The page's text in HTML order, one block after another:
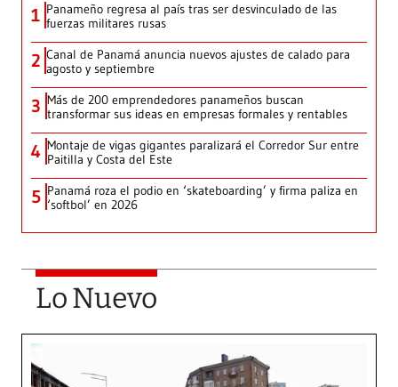
1 Panameño regresa al país tras ser desvinculado de las
fuerzas militares rusas
2 Canal de Panamá anuncia nuevos ajustes de calado para
agosto y septiembre
3 Más de 200 emprendedores panameños buscan
transformar sus ideas en empresas formales y rentables
4 Montaje de vigas gigantes paralizará el Corredor Sur entre
Paitilla y Costa del Este
5 Panamá roza el podio en ‘skateboarding’ y firma paliza en
‘softbol’ en 2026
Lo Nuevo